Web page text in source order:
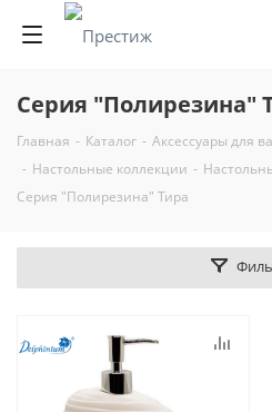
Серия "Полирезина"
Главная - Каталог - Аксессуары для
- Настольные коллекции -
Серия "Полирезина" Тира